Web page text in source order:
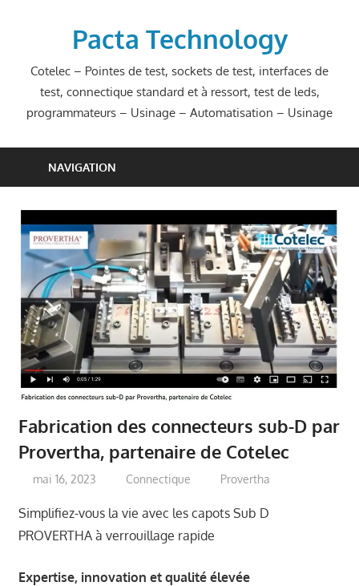
Pacta Technology
Cotelec – Pointes de test, sockets de test, interfaces de
test, connectique standard et à ressort, test de leds,
programmateurs – Usinage – Automatisation – Usinage
NAVIGATION
Fabrication des connecteurs sub-D par
Provertha, partenaire de Cotelec
mai 16, 2023 Connectique Provertha
Simplifiez-vous la vie avec les capots Sub D
PROVERTHA à verrouillage rapide
Expertise, innovation et qualité élevée